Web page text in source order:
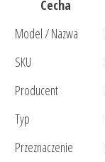
Cecha
Model / Nazwa
SKU
Producent
Typ
Przeznaczenie